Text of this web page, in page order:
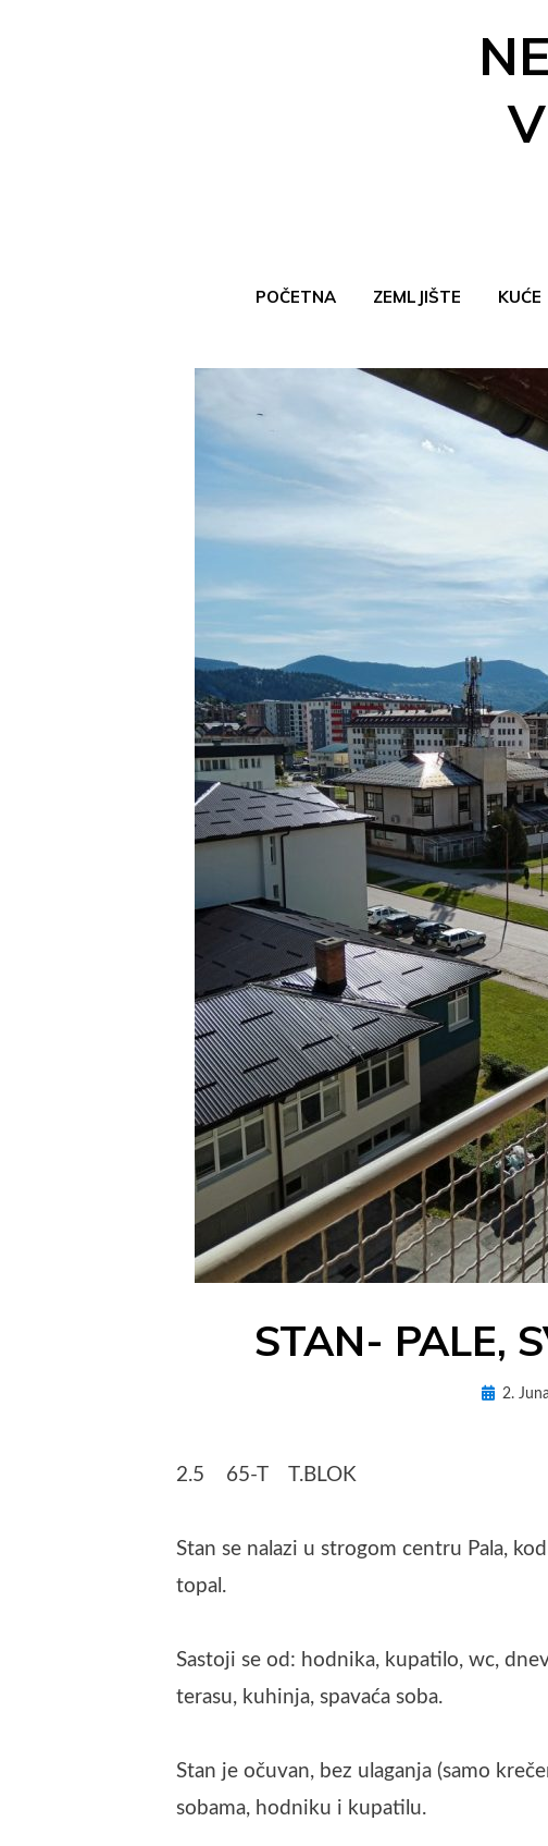
POČETNA ZEMLJIŠTE KUĆE
STAN- PALE,
by
Posted
2.
2.5 65-T T.BLOK
Stan se nalazi u strogom centru Pala,
topal.
Sastoji se od: hodnika, kupatilo, wc,
terasu, kuhinja, spavaća soba.
Stan je očuvan, bez ulaganja (samo
sobama, hodniku i kupatilu.